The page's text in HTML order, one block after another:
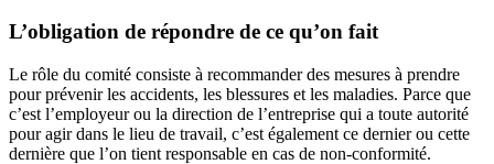
L’obligation de répondre de ce qu’on fait
Le rôle du comité consiste à recommander des mesures à prendre
pour prévenir les accidents, les blessures et les maladies. Parce que
c’est l’employeur ou la direction de l’entreprise qui a toute autorité
pour agir dans le lieu de travail, c’est également ce dernier ou cette
dernière que l’on tient responsable en cas de non-conformité.